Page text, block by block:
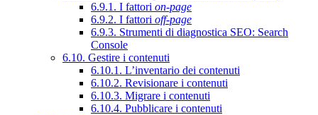
6.9.1. I fattori on-page
6.9.2. I fattori off-page
6.9.3. Strumenti di diagnostica SEO: Search
Console
6.10. Gestire i contenuti
6.10.1. L’inventario dei contenuti
6.10.2. Revisionare i contenuti
6.10.3. Migrare i contenuti
6.10.4. Pubblicare i contenuti